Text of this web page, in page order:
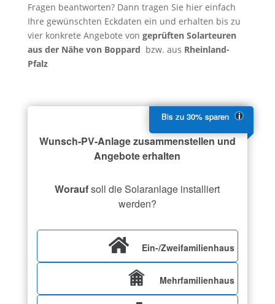
Fragen beantworten? Dann tragen Sie hier einfach
Ihre gewünschten Eckdaten ein und erhalten bis zu
vier konkrete Angebote von geprüften Solarteuren
aus der Nähe von Boppard bzw. aus Rheinland-
Pfalz
Wunsch-PV-Anlage zusammenstellen und
Angebote erhalten
Woraufsoll die Solaranlage installiert
werden?
Ein-/Zweifamilienhaus
Mehrfamilienhaus